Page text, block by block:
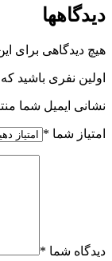
دیدگاهها
هیچ دیدگاهی برای
اولین نفری باشید
نشانی ایمیل شما
امتیاز شما *
دیدگاه شما *